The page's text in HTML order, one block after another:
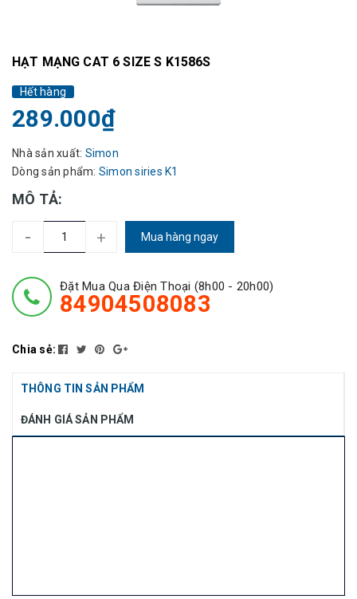
HẠT MẠNG CAT 6 SIZE S K1586S
Hết hàng
289.000₫
Nhà sản xuất: Simon
Dòng sản phẩm: Simon siries K1
MÔ TẢ:
- + Mua hàng ngay
Đặt Mua Qua Điện Thoại (8h00 - 20h00)
84904508083
Chia sẻ:
THÔNG TIN SẢN PHẨM
ĐÁNH GIÁ SẢN PHẨM